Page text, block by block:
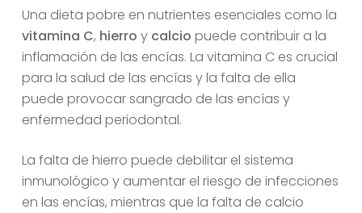
Una dieta pobre en nutrientes esenciales como la
vitamina C, hierro y calcio puede contribuir a la
inflamación de las encías. La vitamina C es crucial
para la salud de las encías y la falta de ella
puede provocar sangrado de las encías y
enfermedad periodontal.
La falta de hierro puede debilitar el sistema
inmunológico y aumentar el riesgo de infecciones
en las encías, mientras que la falta de calcio